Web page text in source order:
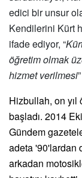
edici bir unsur
Kendilerini Kürt
ifade ediyor, “
öğretim olmak
hizmet verilmesi
Hizbullah, on yıl
başladı. 2014
Gündem
adeta '90'lardan
arkadan